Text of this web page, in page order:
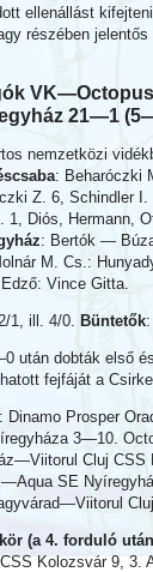
ellenállást
részében
VK—
21—1
nemzetközi
: Beharóczki
Z. 6, Schindler
1, Diós, Hermann,
: Bertók —
M. Cs.:
Vince Gitta.
1, ill. 4/0. Büntetők:
után dobták első
fejfáját a
Dinamo Prosper
3—10.
Cluj CSS
SE
(a 4. forduló után
Kolozsvár 9, 3.